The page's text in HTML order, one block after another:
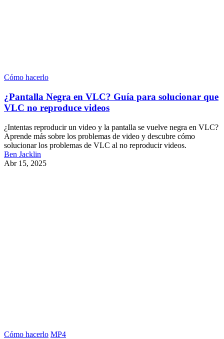
Cómo hacerlo
¿Pantalla Negra en VLC? Guía para solucionar que
VLC no reproduce videos
¿Intentas reproducir un video y la pantalla se vuelve negra en VLC?
Aprende más sobre los problemas de video y descubre cómo
solucionar los problemas de VLC al no reproducir videos.
Ben Jacklin
Abr 15, 2025
Cómo hacerlo MP4